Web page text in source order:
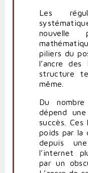
Les
nouvelle
piliers du
l’ancre
structure
même.
Du
dépend
succès. Ces
poids par la
depuis
l’internet
par un